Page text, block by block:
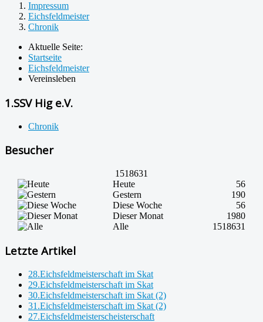
Impressum
Eichsfeldmeister
Chronik
Aktuelle Seite:
Startseite
Eichsfeldmeister
Vereinsleben
1.SSV Hig e.V.
Chronik
Besucher
1518631
Heute
56
Gestern
190
Diese Woche
56
Dieser Monat
1980
Alle
1518631
Letzte Artikel
28.Eichsfeldmeisterschaft im Skat
29.Eichsfeldmeisterschaft im Skat
30.Eichsfeldmeisterschaft im Skat (2)
31.Eichsfeldmeisterschaft im Skat (2)
27.Eichsfeldmeisterscheisterschaft